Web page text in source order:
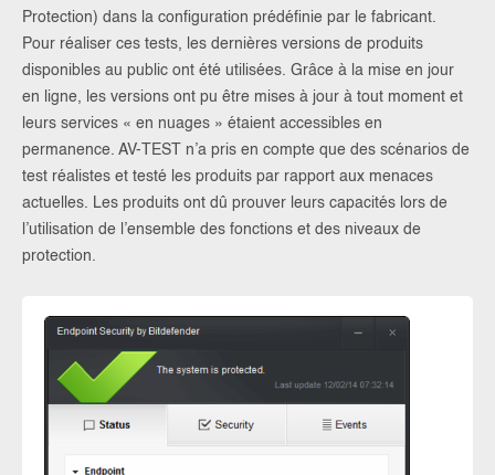
Protection) dans la configuration prédéfinie par le fabricant.
Pour réaliser ces tests, les dernières versions de produits
disponibles au public ont été utilisées. Grâce à la mise en jour
en ligne, les versions ont pu être mises à jour à tout moment et
leurs services « en nuages » étaient accessibles en
permanence. AV-TEST n’a pris en compte que des scénarios de
test réalistes et testé les produits par rapport aux menaces
actuelles. Les produits ont dû prouver leurs capacités lors de
l’utilisation de l’ensemble des fonctions et des niveaux de
protection.